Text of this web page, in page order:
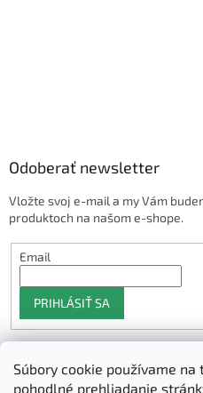
Súbory cookie používame
pohodlné prehliadanie
Odoberať newsletter
Vložte svoj e-mail a my Vám
produktoch na našom e-shope.
Email
PRIHLÁSIŤ SA